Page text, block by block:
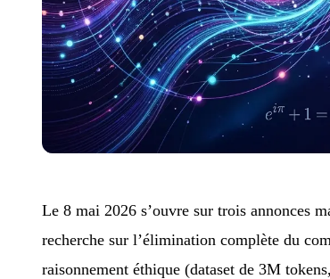
Le 8 mai 2026 s’ouvre sur trois annonces
recherche sur l’élimination complète du
raisonnement éthique (dataset de 3M